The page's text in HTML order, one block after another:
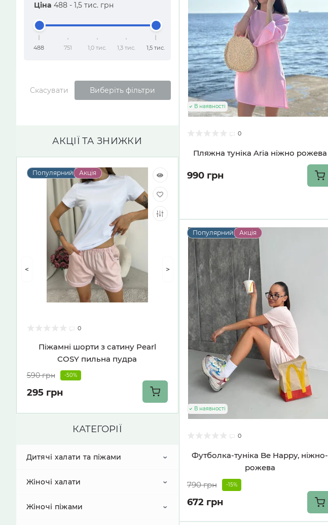
488- 1,5 тис. грн
Ціна
488 751 1,0 тис. 1,3 тис. 1,5 тис.
Скасувати Виберіть фільтри
АКЦІЇ ТА ЗНИЖКИ
Популярний Акція
0
Піжамні шорти з сатину Pearl
COSY пильна пудра
590 грн -50%
295 грн
< >
КАТЕГОРІЇ
Дитячі халати та піжами
Дитячі халати
Дитячі піжами
Жіночі халати
Вафельні халати
Жіночі піжами
0
Пляжна туніка Aria ніжно рожева
В наявності
990 грн
Популярний Акція
0
Футболка-туніка Be Happy, ніжно-
рожева
В наявності
790 грн -15%
672 грн